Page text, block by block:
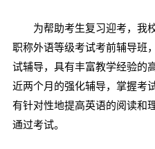
为帮助考生复习迎考，我校
职称外语等级考试考前辅导班
试辅导，具有丰富教学经验的
近两个月的强化辅导，掌握考
有针对性地提高英语的阅读和
通过考试。